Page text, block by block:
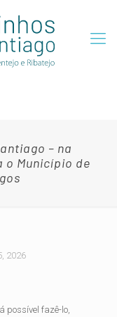
– na
o Município de
2026
possível fazê-lo,